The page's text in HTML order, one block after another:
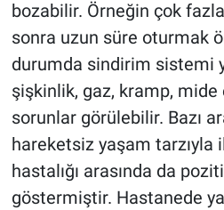
bozabilir. Örneğin çok
sonra uzun süre oturmak
durumda sindirim sistemi
şişkinlik, gaz, kramp,
sorunlar görülebilir. Bazı
hareketsiz yaşam tarzıyla
hastalığı arasında da
göstermiştir. Hastanede